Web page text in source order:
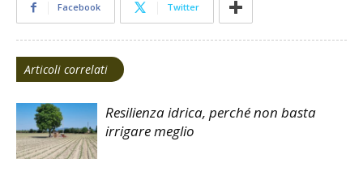
Facebook Twitter
Articoli correlati
Resilienza idrica, perché non basta
irrigare meglio